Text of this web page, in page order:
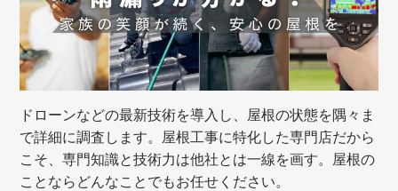
ドローンなどの最新技術を導入し、屋根の状態を隅々ま
で詳細に調査します。屋根工事に特化した専門店だから
こそ、専門知識と技術力は他社とは一線を画す。屋根の
ことならどんなことでもお任せください。